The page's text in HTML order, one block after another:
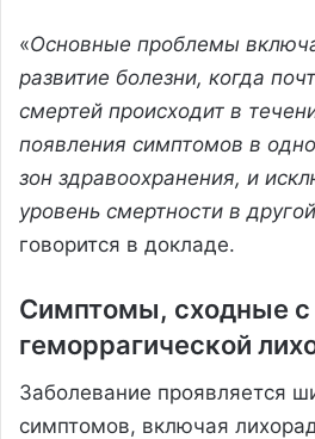
«Основные проблемы
развитие болезни, когда
смертей происходит в
появления симптомов в
зон здравоохранения, и
уровень смертности в
говорится в докладе.
Симптомы, сходные
геморрагической
Заболевание проявляется
симптомов, включая